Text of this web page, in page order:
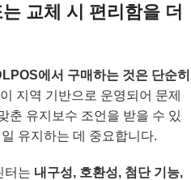
교체 시 편리함을 더
에서 구매하는 것은 단순히
이 지역 기반으로 운영되어 문제
춘 유지보수 조언을 받을 수 있
유지하는 데 중요합니다.
터는 내구성, 호환성, 첨단 기능,